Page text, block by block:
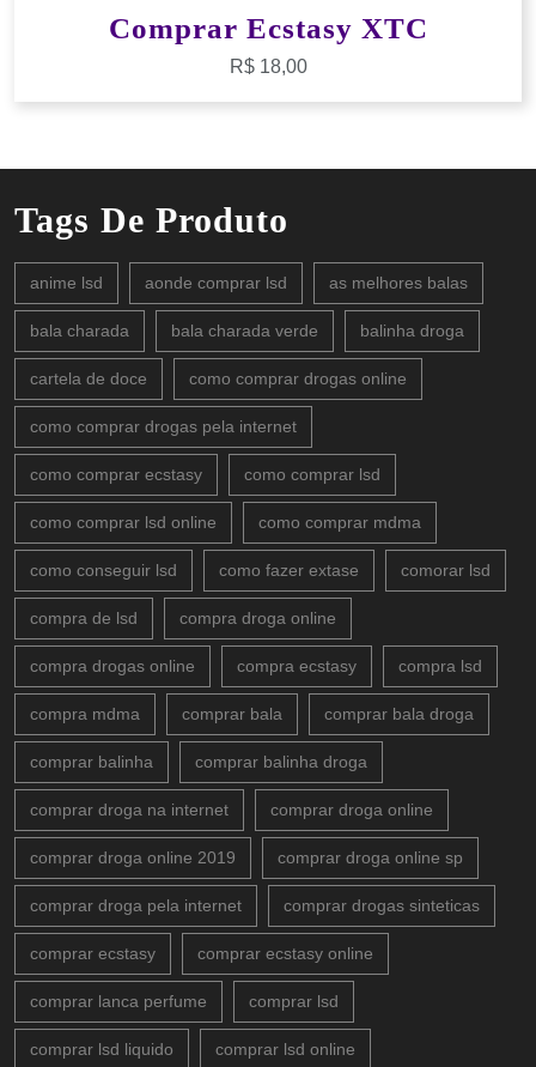
Comprar Ecstasy XTC
R$18,00
Tags De Produto
anime lsd aonde comprar lsd as melhores balas
bala charada bala charada verde balinha droga
cartela de doce como comprar drogas online
como comprar drogas pela internet
como comprar ecstasy como comprar lsd
como comprar lsd online como comprar mdma
como conseguir lsd como fazer extase comorar lsd
compra de lsd compra droga online
compra drogas online compra ecstasy compra lsd
compra mdma comprar bala comprar bala droga
comprar balinha comprar balinha droga
comprar droga na internet comprar droga online
comprar droga online 2019 comprar droga online sp
comprar droga pela internet comprar drogas sinteticas
comprar ecstasy comprar ecstasy online
comprar lanca perfume comprar lsd
comprar lsd liquido comprar lsd online